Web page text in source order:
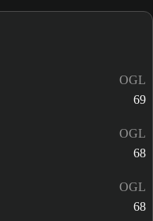
OGL
69
OGL
68
OGL
68